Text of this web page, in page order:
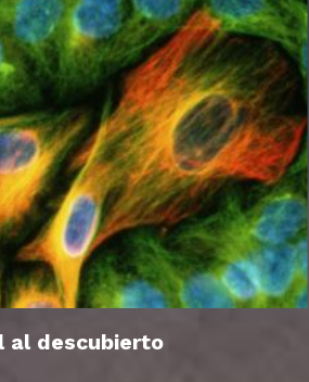
al descubierto